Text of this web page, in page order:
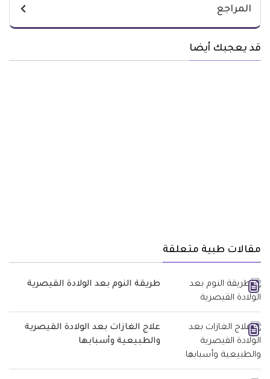
المراجع
قد يعجبك أيضا
مقالات طبية متعلقة
طريقة النوم بعد الولادة القيصرية
علاج الغازات بعد الولادة القيصرية
والطبيعية وأسبابها